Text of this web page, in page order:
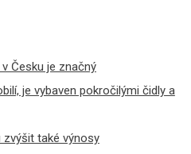
Česku je značný
je vybaven pokročilými čidly a
zvýšit také výnosy